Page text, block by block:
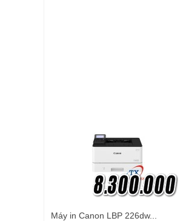
Máy in Canon LBP 226dw...